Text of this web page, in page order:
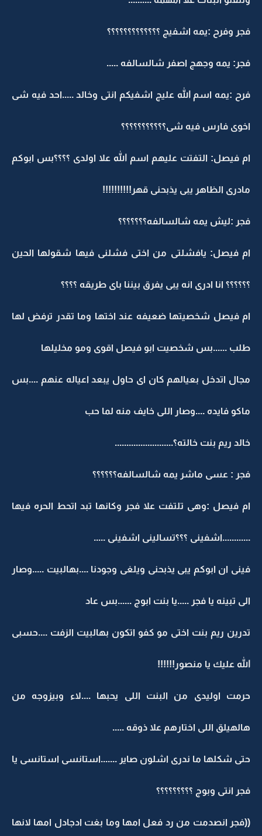
فجر وفرح :يمه اشفيج ؟؟؟؟؟؟؟؟؟؟؟؟؟
فجر: يمه وجهج اصفر شالسالفه .....
فرح :يمه اسم الله عليج اشفيكم انتى وخالد .....احد فيه شى
اخوى فارس فيه شى؟؟؟؟؟؟؟؟؟؟؟
ام فيصل: التفتت عليهم اسم الله علا اولدى ؟؟؟؟بس ابوكم
مادرى الظاهر يبى يذبحنى قهر!!!!!!!!!!
فجر :ليش يمه شالسالفه؟؟؟؟؟؟؟
ام فيصل: يافشلتى من اختى فشلنى فيها شقولها الحين
؟؟؟؟؟؟ انا ادرى انه يبى يفرق بيننا باى طريقه ؟؟؟؟
ام فيصل شخصيتها ضعيفه عند اختها وما تقدر ترفض لها
طلب ......بس شخصيت ابو فيصل اقوى ومو مخليلها
مجال اتدخل بعيالهم كان اى حاول يبعد اعياله عنهم ....بس
ماكو فايده ....وصار اللى خايف منه لما حب
خالد ريم بنت خالته؟.........................
فجر : عسى ماشر يمه شالسالفه؟؟؟؟؟؟
ام فيصل :وهى تلتفت علا فجر وكانها تبد اتحط الحره فيها
............اشفينى ؟؟؟تسالينى اشفينى .....
فينى ان ابوكم يبى يذبحنى ويلغى وجودنا ....بهالبيت .....وصار
الى تبينه يا فجر .....يا بنت ابوج ......بس عاد
تدرين ريم بنت اختى مو كفو اتكون بهالبيت الزفت ....حسبى
الله عليك يا منصور!!!!!!
حرمت اوليدى من البنت اللى يحبها ....لاء وبيزوجه من
هالهيلق اللى اختارهم علا ذوقه .....
حتى شكلها ما ندرى اشلون صاير .......استانسى استانسى يا
فجر انتى وبوج ؟؟؟؟؟؟؟؟؟
((فجر انصدمت من رد فعل امها وما بغت ادجادل امها لانها